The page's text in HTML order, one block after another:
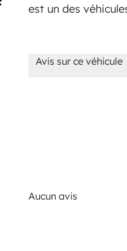
est un des
Avis sur ce véhicule
Aucun avis